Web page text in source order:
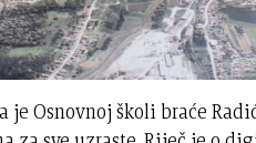
je Osnovnoj školi braće